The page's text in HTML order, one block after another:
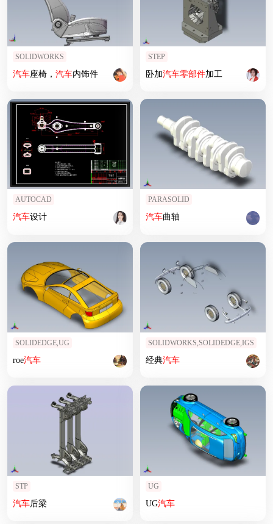
SOLIDWORKS
汽车座椅， 汽车内饰件
STEP
卧加汽车零部件加工
AUTOCAD
汽车设计
PARASOLID
汽车曲轴
SOLIDEDGE,UG
roe汽车
SOLIDWORKS,SOLIDEDGE,IGS
经典汽车
STP
汽车后梁
UG
UG汽车